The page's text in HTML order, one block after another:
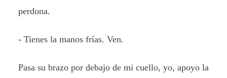
perdona.
- Tienes la manos frías. Ven.
Pasa su brazo por debajo de mi cuello, yo, apoyo la